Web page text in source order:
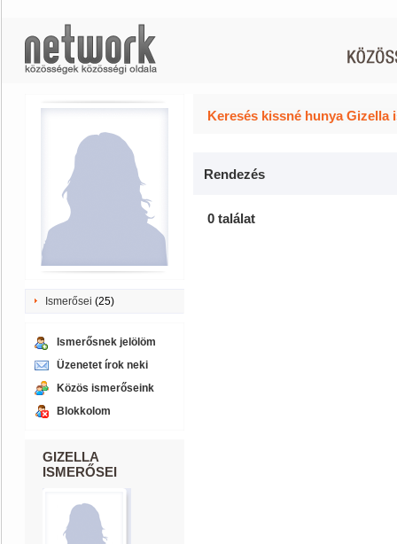
Ismerősei (25)
Ismerősnek jelölöm
Üzenetet írok neki
Közös ismerőseink
Blokkolom
GIZELLA
ISMERŐSEI
Keresés kissné hunya Gizella
Rendezés
0 találat